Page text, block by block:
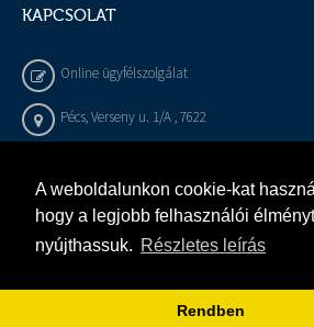
A weboldalunkon cookie-kat
hogy a legjobb felhasználói élményt
nyújthassuk. Részletes leírás
Rendben
KAPCSOLAT
Online ügyfélszolgálat
Pécs, Verseny u. 1/A , 7622
info@gepeszbolt.hu
Árukereső, a hiteles
Murányi Épületgépészet Kft.